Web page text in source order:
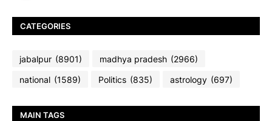
CATEGORIES
jabalpur (8901) madhya pradesh (2966)
national (1589) Politics (835) astrology (697)
MAIN TAGS